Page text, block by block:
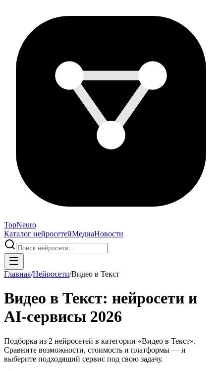
TopNeuro
Каталог нейросетейМедиаНовости
Главная/Нейросети/Видео в Текст
Видео в Текст: нейросети и
AI-сервисы 2026
Подборка из 2 нейросетей в категории «Видео в Текст».
Сравните возможности, стоимость и платформы — и
выберите подходящий сервис под свою задачу.